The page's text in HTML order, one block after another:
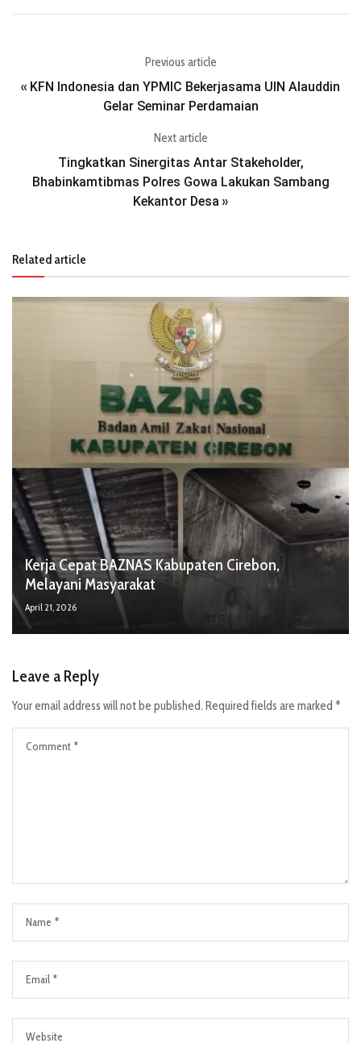
Previous article
« KFN Indonesia dan YPMIC Bekerjasama UIN Alauddin
Gelar Seminar Perdamaian
Next article
Tingkatkan Sinergitas Antar Stakeholder,
Bhabinkamtibmas Polres Gowa Lakukan Sambang
Kekantor Desa »
Related article
Kerja Cepat BAZNAS Kabupaten Cirebon,
Melayani Masyarakat
April 21, 2026
Leave a Reply
Your email address will not be published. Required fields are marked *